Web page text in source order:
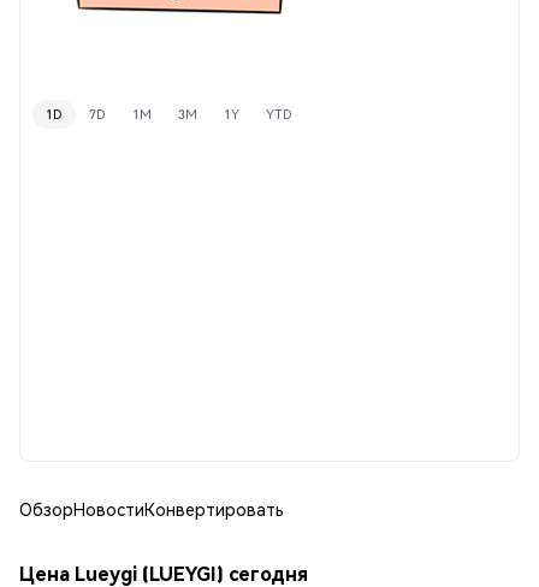
1D 7D 1M 3M 1Y YTD
ОбзорНовостиКонвертировать
Цена Lueygi (LUEYGI) сегодня